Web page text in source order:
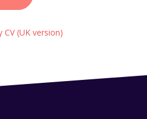
(UK version)